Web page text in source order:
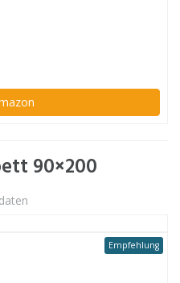
90×200
Empfehlung